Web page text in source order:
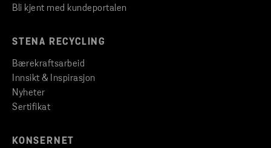
Bli kjent med kundeportalen
STENA RECYCLING
Bærekraftsarbeid
Innsikt & Inspirasjon
Nyheter
Sertifikat
KONSERNET